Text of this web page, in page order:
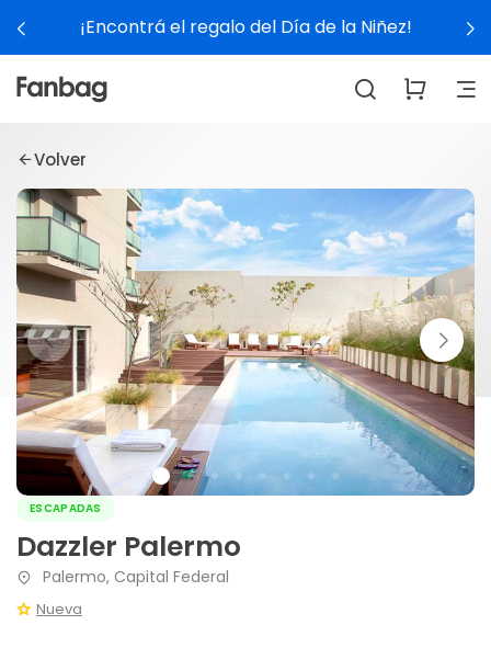
¡Encontrá el regalo del Día de la Niñez!
Volver
ESCAPADAS
Dazzler Palermo
Palermo, Capital Federal
Nueva